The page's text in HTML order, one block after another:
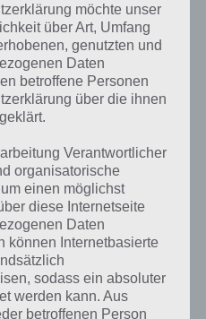
kommt in den subtropischen,
Klimazonen der Erde vor.
als auch den
wir einen Blick in die
Erdhälfte steht. Auf der
Deutschland, ist das der 21. oder
Daneben gibt es wie er
Dieser wird auf der
und umfasst die Monat
wann der kälteste Winter
1962/1963. Die mittlere
möchte unser
über Art, Umfang
genutzten und
Daten
betroffene Personen
über die ihnen
Verantwortlicher
organisatorische
einen möglichst
diese Internetseite
Daten
können Internetbasierte
sodass ein absoluter
werden kann. Aus
betroffenen Person